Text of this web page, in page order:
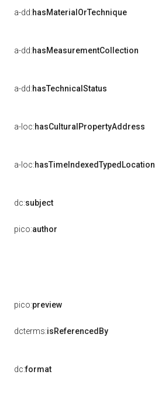
a-dd:hasMaterialOrTechnique
a-dd:hasMeasurementCollection
a-dd:hasTechnicalStatus
a-loc:hasCulturalPropertyAddress
a-loc:hasTimeIndexedTypedLocation
dc:subject
pico:author
pico:preview
dcterms:isReferencedBy
dc:format